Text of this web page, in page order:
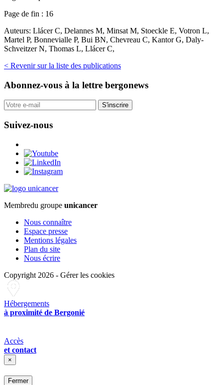
Page de fin : 16
Auteurs: Llácer C, Delannes M, Minsat M, Stoeckle E, Votron L,
Martel P, Bonnevialle P, Bui BN, Chevreau C, Kantor G, Daly-
Schveitzer N, Thomas L, Llácer C,
< Revenir sur la liste des publications
Abonnez-vous à la lettre bergonews
S'inscrire
Suivez-nous
Membredu groupe unicancer
Nous connaître
Espace presse
Mentions légales
Plan du site
Nous écrire
Copyright 2026 - Gérer les cookies
Hébergements
à proximité de Bergonié
Accès
et contact
×
Fermer